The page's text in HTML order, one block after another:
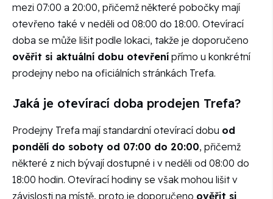
mezi 07:00 a 20:00, přičemž některé pobočky mají
otevřeno také v neděli od 08:00 do 18:00. Otevírací
doba se může lišit podle lokaci, takže je doporučeno
ověřit si aktuální dobu otevření přímo u konkrétní
prodejny nebo na oficiálních stránkách Trefa.
Jaká je otevírací doba prodejen Trefa?
Prodejny Trefa mají standardní otevírací dobu od
pondělí do soboty od 07:00 do 20:00, přičemž
některé z nich bývají dostupné i v neděli od 08:00 do
18:00 hodin. Otevírací hodiny se však mohou lišit v
závislosti na místě, proto je doporučeno ověřit si